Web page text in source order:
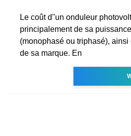
Le coût d''un onduleur
principalement de sa
(monophasé ou triphasé),
de sa marque. En